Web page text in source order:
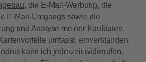
, die E-Mail-Werbung, die
E-Mail-Umgangs sowie die
und Analyse meiner Kaufdaten,
umfasst, einverstanden.
kann ich jederzeit widerrufen.